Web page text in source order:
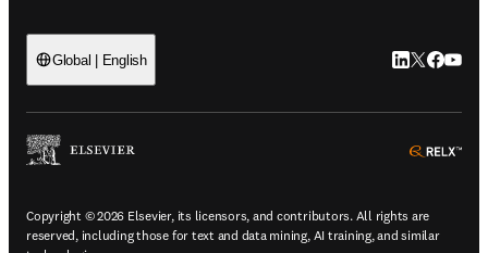
Global | English LinkedIn 新
Twitter 新
Copyright © 2026 Elsevier, its licensors, and contributors. All rights are
reserved, including those for text and data mining, AI training, and similar